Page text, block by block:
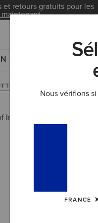
et retours gratuits pour les
ET BOOTS TOUT TEMPS
Nous vérifions
FRANCE